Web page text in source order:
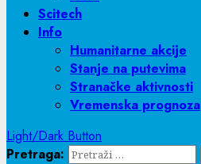
Scitech
Info
Humanitarne akcije
Stanje na putevima
Stranačke aktivnosti
Vremenska prognoza
Light/Dark Button
Pretraga: